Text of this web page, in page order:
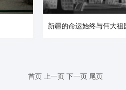
新疆的命运始终与伟大祖
首页 上一页 下一页 尾页